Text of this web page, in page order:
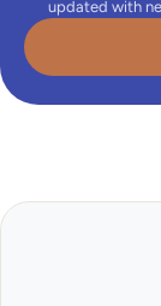
updated with